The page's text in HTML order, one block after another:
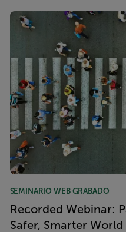
SEMINARIO WEB GRABADO
Recorded Webinar:
Safer, Smarter World